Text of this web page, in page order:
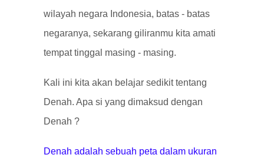
wilayah negara Indonesia, batas - batas
negaranya, sekarang giliranmu kita amati
tempat tinggal masing - masing.
Kali ini kita akan belajar sedikit tentang
Denah. Apa si yang dimaksud dengan
Denah ?
Denah adalah sebuah peta dalam ukuran